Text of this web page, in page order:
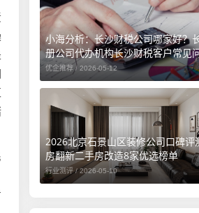
小海分析：长沙财税公司哪家好？
册公司代办机构长沙财税客户常见
总（长沙勤和财务专属解答）
优企推荐 / 2026-05-12
2026北京石景山区装修公司口碑评
房翻新二手房改造8家优选榜单
行业测评 /2026-05-10